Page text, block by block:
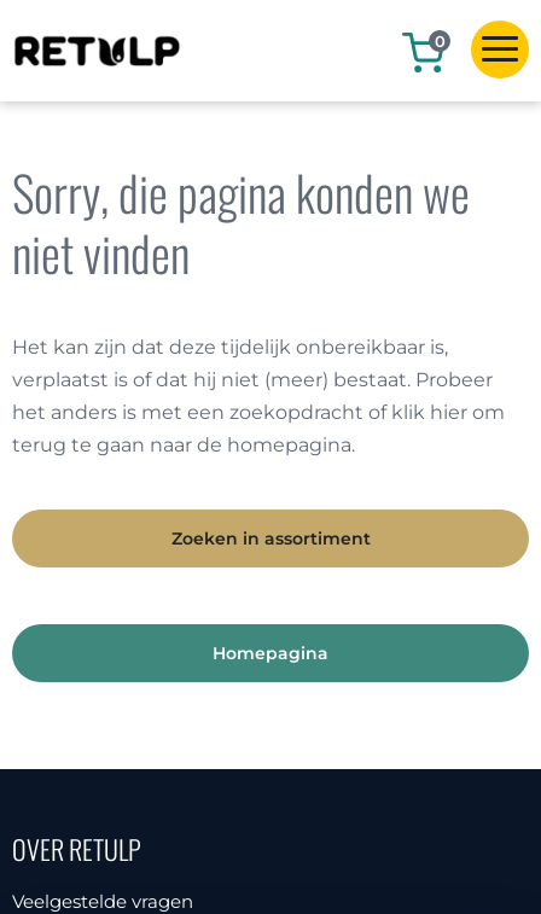
0
Sorry, die pagina konden we
niet vinden
Het kan zijn dat deze tijdelijk onbereikbaar is,
verplaatst is of dat hij niet (meer) bestaat. Probeer
het anders is met een zoekopdracht of klik hier om
terug te gaan naar de homepagina.
Zoeken in assortiment
Homepagina
OVER RETULP
Veelgestelde vragen